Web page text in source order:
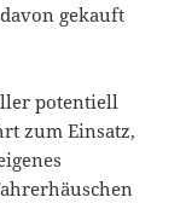
gekauft
potentiell
zum Einsatz,